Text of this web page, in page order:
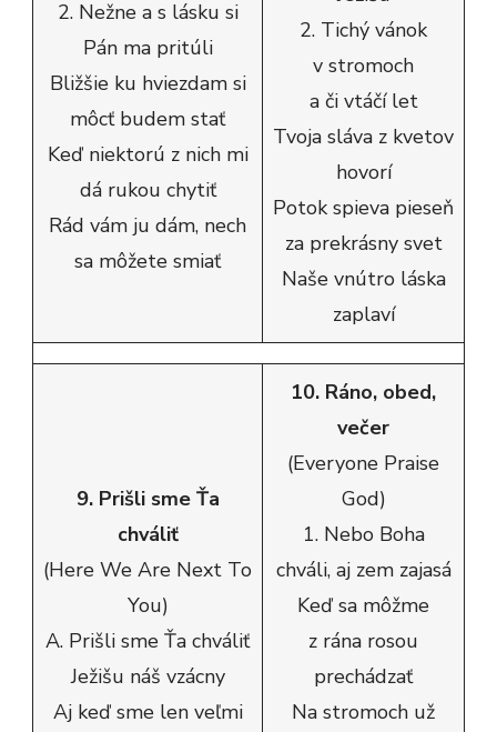
2. Nežne a s lásku si
Pán ma pritúli
Bližšie ku hviezdam si
môcť budem stať
Keď niektorú z nich mi
dá rukou chytiť
Rád vám ju dám, nech
sa môžete smiať
2. Tichý vánok
v stromoch
a či vtáčí let
Tvoja sláva z kvetov
hovorí
Potok spieva pieseň
za prekrásny svet
Naše vnútro láska
zaplaví
9. Prišli sme Ťa
chváliť
(Here We Are Next To
You)
A. Prišli sme Ťa chváliť
Ježišu náš vzácny
Aj keď sme len veľmi
10. Ráno, obed,
večer
(Everyone Praise
God)
1. Nebo Boha
chváli, aj zem zajasá
Keď sa môžme
z rána rosou
prechádzať
Na stromoch už